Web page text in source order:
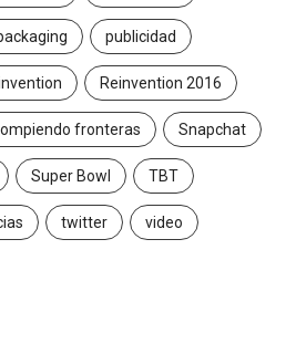
publicidad
Reinvention 2016
fronteras Snapchat
Super Bowl TBT
twitter video